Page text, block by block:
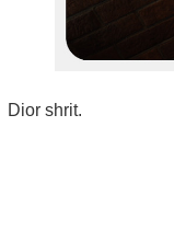
Dior shrit.